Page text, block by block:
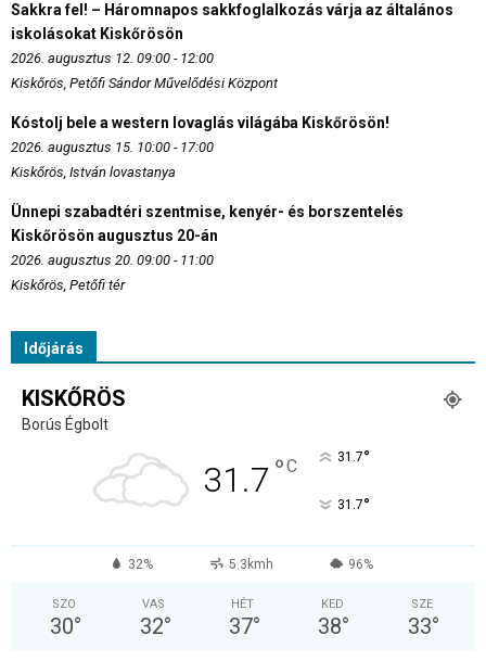
Sakkra fel! – Háromnapos sakkfoglalkozás várja az általános
iskolásokat Kiskőrösön
2026. augusztus 12. 09:00 - 12:00
Kiskőrös, Petőfi Sándor Művelődési Központ
Kóstolj bele a western lovaglás világába Kiskőrösön!
2026. augusztus 15. 10:00 - 17:00
Kiskőrös, István lovastanya
Ünnepi szabadtéri szentmise, kenyér- és borszentelés
Kiskőrösön augusztus 20-án
2026. augusztus 20. 09:00 - 11:00
Kiskőrös, Petőfi tér
Időjárás
KISKŐRÖS
Borús Égbolt
31.7 °C 31.7°
31.7°
32% 5.3kmh 96%
SZO
30°
VAS
32°
HÉT
37°
KED
38°
SZE
33°